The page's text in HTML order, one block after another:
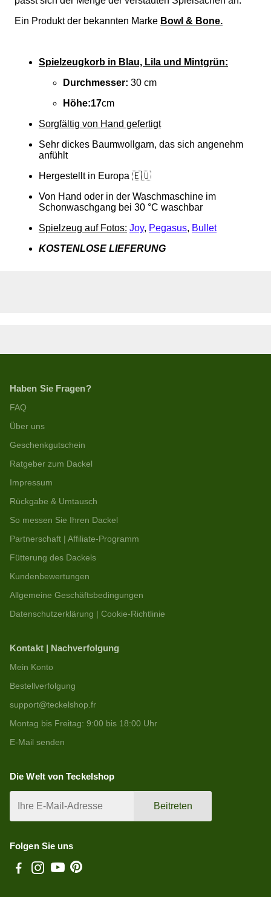
Ein Produkt der bekannten Marke Bowl & Bone.
Spielzeugkorb in Blau, Lila und Mintgrün:
Durchmesser: 30 cm
Höhe:17cm
Sorgfältig von Hand gefertigt
Sehr dickes Baumwollgarn, das sich angenehm
anfühlt
Hergestellt in Europa 🇪🇺
Von Hand oder in der Waschmaschine im
Schonwaschgang bei 30 °C waschbar
Spielzeug auf Fotos: Joy, Pegasus, Bullet
KOSTENLOSE LIEFERUNG
Haben Sie Fragen?
FAQ
Über uns
Geschenkgutschein
Ratgeber zum Dackel
Impressum
Rückgabe & Umtausch
So messen Sie Ihren Dackel
Partnerschaft | Affiliate-Programm
Fütterung des Dackels
Kundenbewertungen
Allgemeine Geschäftsbedingungen
Datenschutzerklärung | Cookie-Richtlinie
Kontakt | Nachverfolgung
Mein Konto
Bestellverfolgung
support@teckelshop.fr
Montag bis Freitag: 9:00 bis 18:00 Uhr
E-Mail senden
Die Welt von Teckelshop
Beitreten
Folgen Sie uns